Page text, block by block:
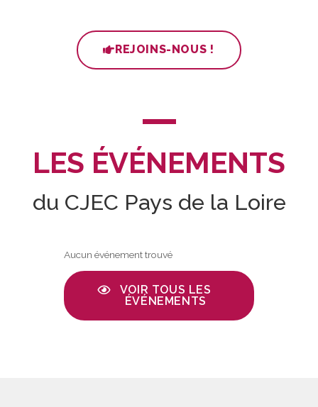
REJOINS-NOUS !
LES ÉVÉNEMENTS
du CJEC Pays de la Loire
Aucun événement trouvé
VOIR TOUS LES
ÉVÉNEMENTS